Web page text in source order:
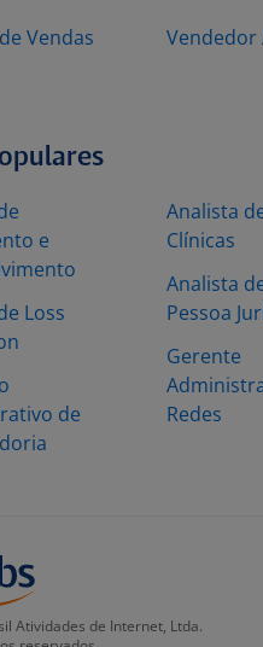
Vendas
e
Loss
de
Analista
Clínicas
Analista
Pessoa
Gerente
Redes
Atividades de Internet, Ltda.